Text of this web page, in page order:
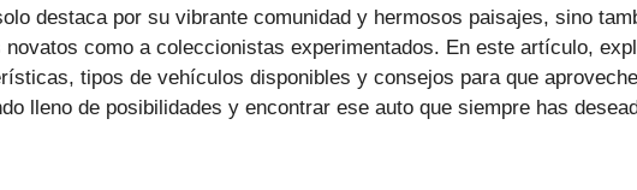
destaca por su vibrante comunidad y hermosos paisajes, sino
como a coleccionistas experimentados. En este artículo,
tipos de vehículos disponibles y consejos para que
lleno de posibilidades y encontrar ese auto que siempre has